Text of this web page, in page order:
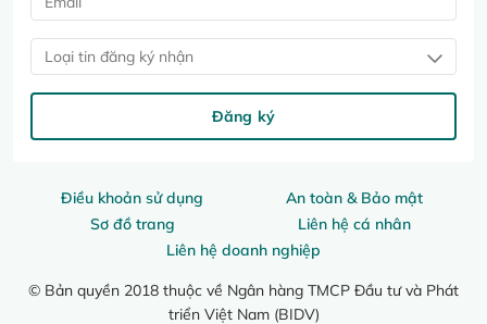
Điều khoản sử dụng
An toàn & Bảo mật
Sơ đồ trang
Liên hệ cá nhân
Liên hệ doanh nghiệp
© Bản quyền 2018 thuộc về Ngân hàng TMCP Đầu tư và Phát
triển Việt Nam (BIDV)
Loại tin đăng ký nhận
Đăng ký